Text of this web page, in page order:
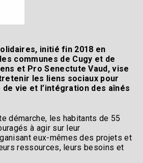
initié fin 2018 en
communes de Cugy et de
et Pro Senectute Vaud, vise
les liens sociaux pour
vie et l’intégration des aînés
démarche, les habitants de 55
à agir sur leur
eux-mêmes des projets et
ressources, leurs besoins et